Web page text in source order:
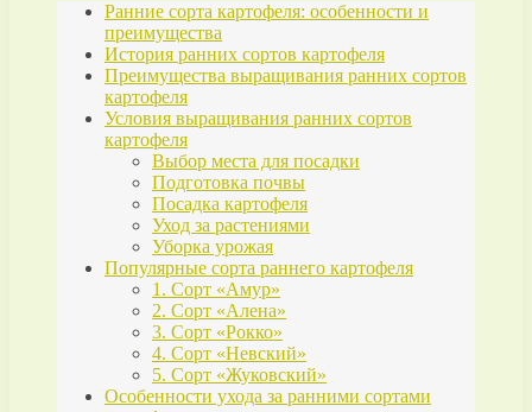
Ранние сорта картофеля: особенности и
преимущества
История ранних сортов картофеля
Преимущества выращивания ранних сортов
картофеля
Условия выращивания ранних сортов
картофеля
Выбор места для посадки
Подготовка почвы
Посадка картофеля
Уход за растениями
Уборка урожая
Популярные сорта раннего картофеля
1. Сорт «Амур»
2. Сорт «Алена»
3. Сорт «Рокко»
4. Сорт «Невский»
5. Сорт «Жуковский»
Особенности ухода за ранними сортами